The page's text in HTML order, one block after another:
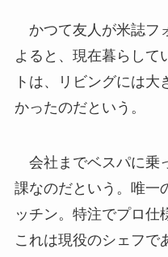
かつて友人が米誌フ
よると、現在暮らして
トは、リビングには
かったのだという。
会社までベスパに乗
課なのだという。唯一
ッチン。特注でプロ仕
これは現役のシェフで